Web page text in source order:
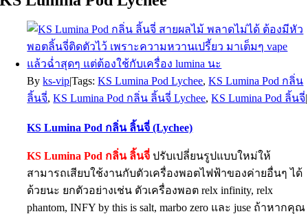
Byks-vip|Tags:KS Lumina Pod Lychee,KS Lumina Pod กลิ่น
ลิ้นจี่,KS Lumina Pod กลิ่น ลิ้นจี่ Lychee,KS Lumina Pod ลิ้นจี่|
KS Lumina Pod กลิ่น ลิ้นจี่ (Lychee)
KS Lumina Pod กลิ่น ลิ้นจี่ ปรับเปลี่ยนรูปแบบใหม่ให้
สามารถเสียบใช้งานกับตัวเครื่องพอตไฟฟ้าของค่ายอื่นๆ ได้
ด้วยนะ ยกตัวอย่างเช่น ตัวเครื่องพอต relx infinity, relx
phantom, INFY by this is salt, marbo zero และ juse ถ้าหากคุณ